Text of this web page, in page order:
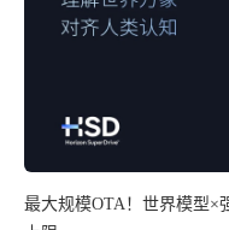
最大规模OTA！世界模型×